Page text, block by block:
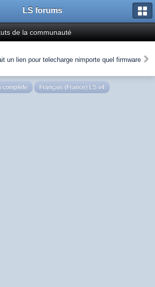
LS forums
de la communauté
un lien pour telecharge nimporte quel firmware
complète Français (France) LS v4